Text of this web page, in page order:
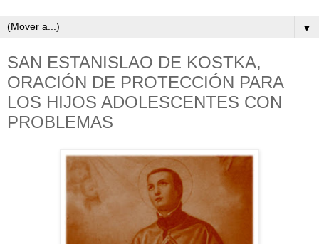
▼
SAN ESTANISLAO DE KOSTKA,
ORACIÓN DE PROTECCIÓN PARA
LOS HIJOS ADOLESCENTES CON
PROBLEMAS